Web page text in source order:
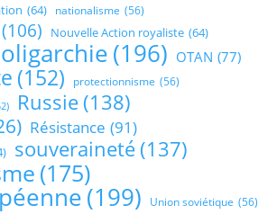
(64) nationalisme (56)
(106) Nouvelle Action royaliste (64)
oligarchie(196) OTAN (77)
(152) protectionnisme (56)
Russie (138)
Résistance (91)
souveraineté (137)
(175)
(199) Union soviétique (56)